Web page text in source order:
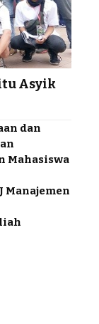
Asyik
dan
Mahasiswa
Manajemen